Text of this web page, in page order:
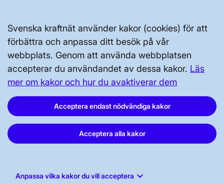
Svenska kraftnät använder kakor (cookies) för att
förbättra och anpassa ditt besök på vår
webbplats. Genom att använda webbplatsen
accepterar du användandet av dessa kakor. Läs
mer om kakor och hur du avaktiverar dem
Acceptera endast nödvändiga kakor
Acceptera alla kakor
Anpassa vilka kakor du vill acceptera keyboard_arrow_down
Svenska kraftnät, Box 1200, 172 24
Tel: 010-475 80 00
Vår dataskyddspolicy
Tillgänglighetsredogörelse